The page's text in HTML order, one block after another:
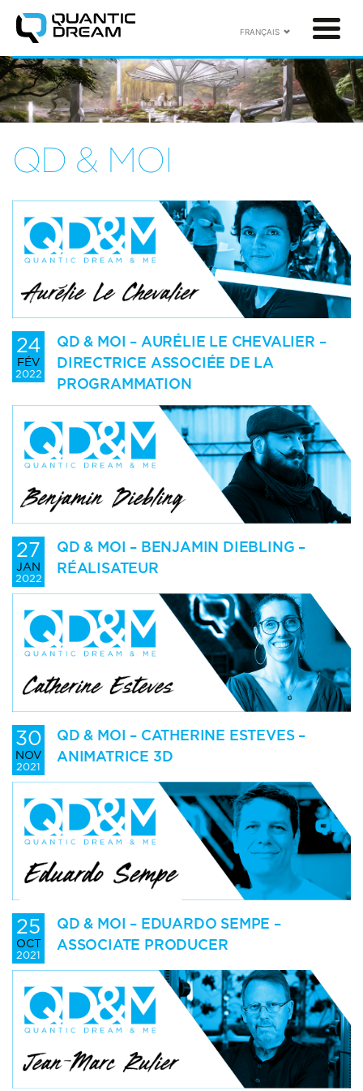
FRANÇAIS
QD & MOI
24
FÉV
2022
QD & MOI – AURÉLIE LE CHEVALIER –
DIRECTRICE ASSOCIÉE DE LA
PROGRAMMATION
27
JAN
2022
QD & MOI – BENJAMIN DIEBLING –
RÉALISATEUR
30
NOV
2021
QD & MOI – CATHERINE ESTEVES –
ANIMATRICE 3D
25
OCT
2021
QD & MOI – EDUARDO SEMPE –
ASSOCIATE PRODUCER